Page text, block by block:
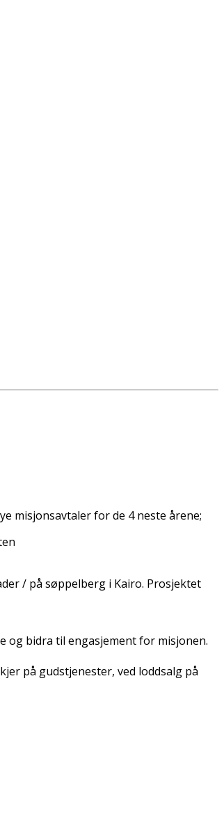
misjonsavtaler for de 4 neste årene;
/ på søppelberg i Kairo. Prosjektet
og bidra til engasjement for misjonen.
på gudstjenester, ved loddsalg på